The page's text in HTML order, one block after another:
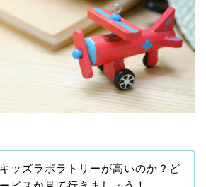
ッズラボラトリーが高いのか？ど